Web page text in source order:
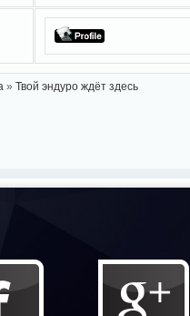
» Твой эндуро ждёт здесь